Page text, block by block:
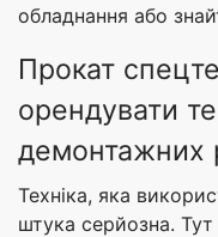
обладнання або
Прокат
орендувати
демонтажних
Техніка, яка
штука серйозна.